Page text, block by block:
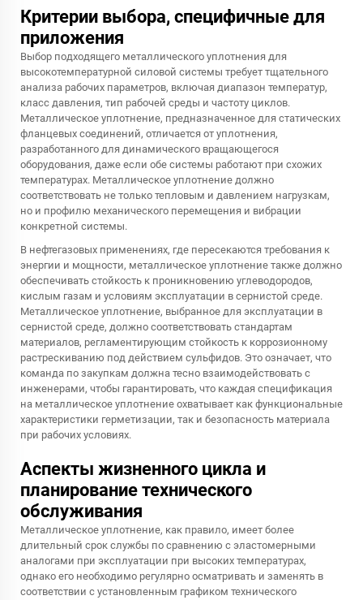
Критерии выбора, специфичные для
приложения
Выбор подходящего металлического уплотнения для
высокотемпературной силовой системы требует тщательного
анализа рабочих параметров, включая диапазон температур,
класс давления, тип рабочей среды и частоту циклов.
Металлическое уплотнение, предназначенное для статических
фланцевых соединений, отличается от уплотнения,
разработанного для динамического вращающегося
оборудования, даже если обе системы работают при схожих
температурах. Металлическое уплотнение должно
соответствовать не только тепловым и давлением нагрузкам,
но и профилю механического перемещения и вибрации
конкретной системы.
В нефтегазовых применениях, где пересекаются требования к
энергии и мощности, металлическое уплотнение также должно
обеспечивать стойкость к проникновению углеводородов,
кислым газам и условиям эксплуатации в сернистой среде.
Металлическое уплотнение, выбранное для эксплуатации в
сернистой среде, должно соответствовать стандартам
материалов, регламентирующим стойкость к коррозионному
растрескиванию под действием сульфидов. Это означает, что
команда по закупкам должна тесно взаимодействовать с
инженерами, чтобы гарантировать, что каждая спецификация
на металлическое уплотнение охватывает как функциональные
характеристики герметизации, так и безопасность материала
при рабочих условиях.
Аспекты жизненного цикла и
планирование технического
обслуживания
Металлическое уплотнение, как правило, имеет более
длительный срок службы по сравнению с эластомерными
аналогами при эксплуатации при высоких температурах,
однако его необходимо регулярно осматривать и заменять в
соответствии с установленным графиком технического